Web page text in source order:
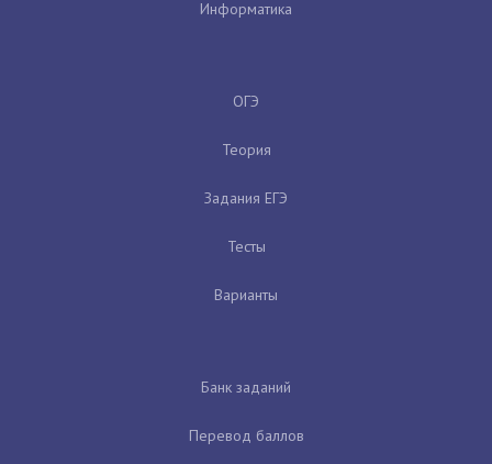
Информатика
ОГЭ
Теория
Задания ЕГЭ
Тесты
Варианты
Банк заданий
Перевод баллов